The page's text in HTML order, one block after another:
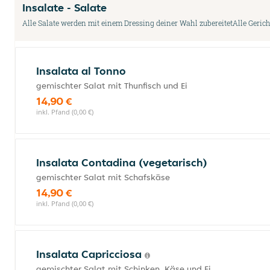
Insalate - Salate
Alle Salate werden mit einem Dressing deiner Wahl zubereitetAlle
Insalata al Tonno
gemischter Salat mit Thunfisch und Ei
14,90 €
inkl. Pfand (0,00 €)
Insalata Contadina (vegetarisch)
gemischter Salat mit Schafskäse
14,90 €
inkl. Pfand (0,00 €)
Insalata Capricciosa